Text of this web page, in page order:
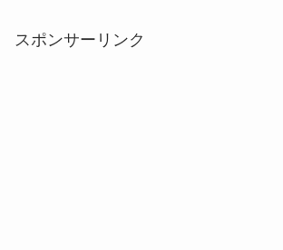
スポンサーリンク